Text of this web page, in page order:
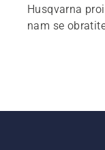
Husqvarna
nam se